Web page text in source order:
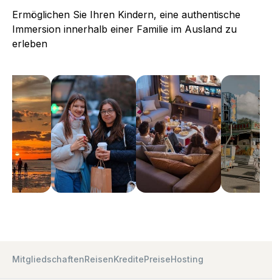
Ermöglichen Sie Ihren Kindern, eine authentische
Immersion innerhalb einer Familie im Ausland zu
erleben
MitgliedschaftenReisenKreditePreiseHosting